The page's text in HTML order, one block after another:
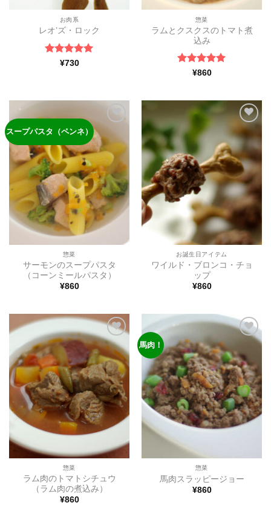
お肉系
レオ’ズ・ロック
5段階中5
¥730
惣菜
ラムとクスクスのトマト煮
込み
5段階中5
¥860
スープパスタ（ペンネ）
ほし
い物
リス
トに
追加
惣菜
サーモンのスープパスタ
（コーンミールパスタ）
¥860
ほし
い物
リス
追加
お誕生日アイテム
ワイルド・ブロンコ・チョ
ップ
¥860
ほし
い物
リス
トに
追加
惣菜
ラム肉のトマトシチュウ
（ラム肉の煮込み）
¥860
馬肉！
い物
リス
トに
追加
惣菜
馬肉スラッピージョー
¥860